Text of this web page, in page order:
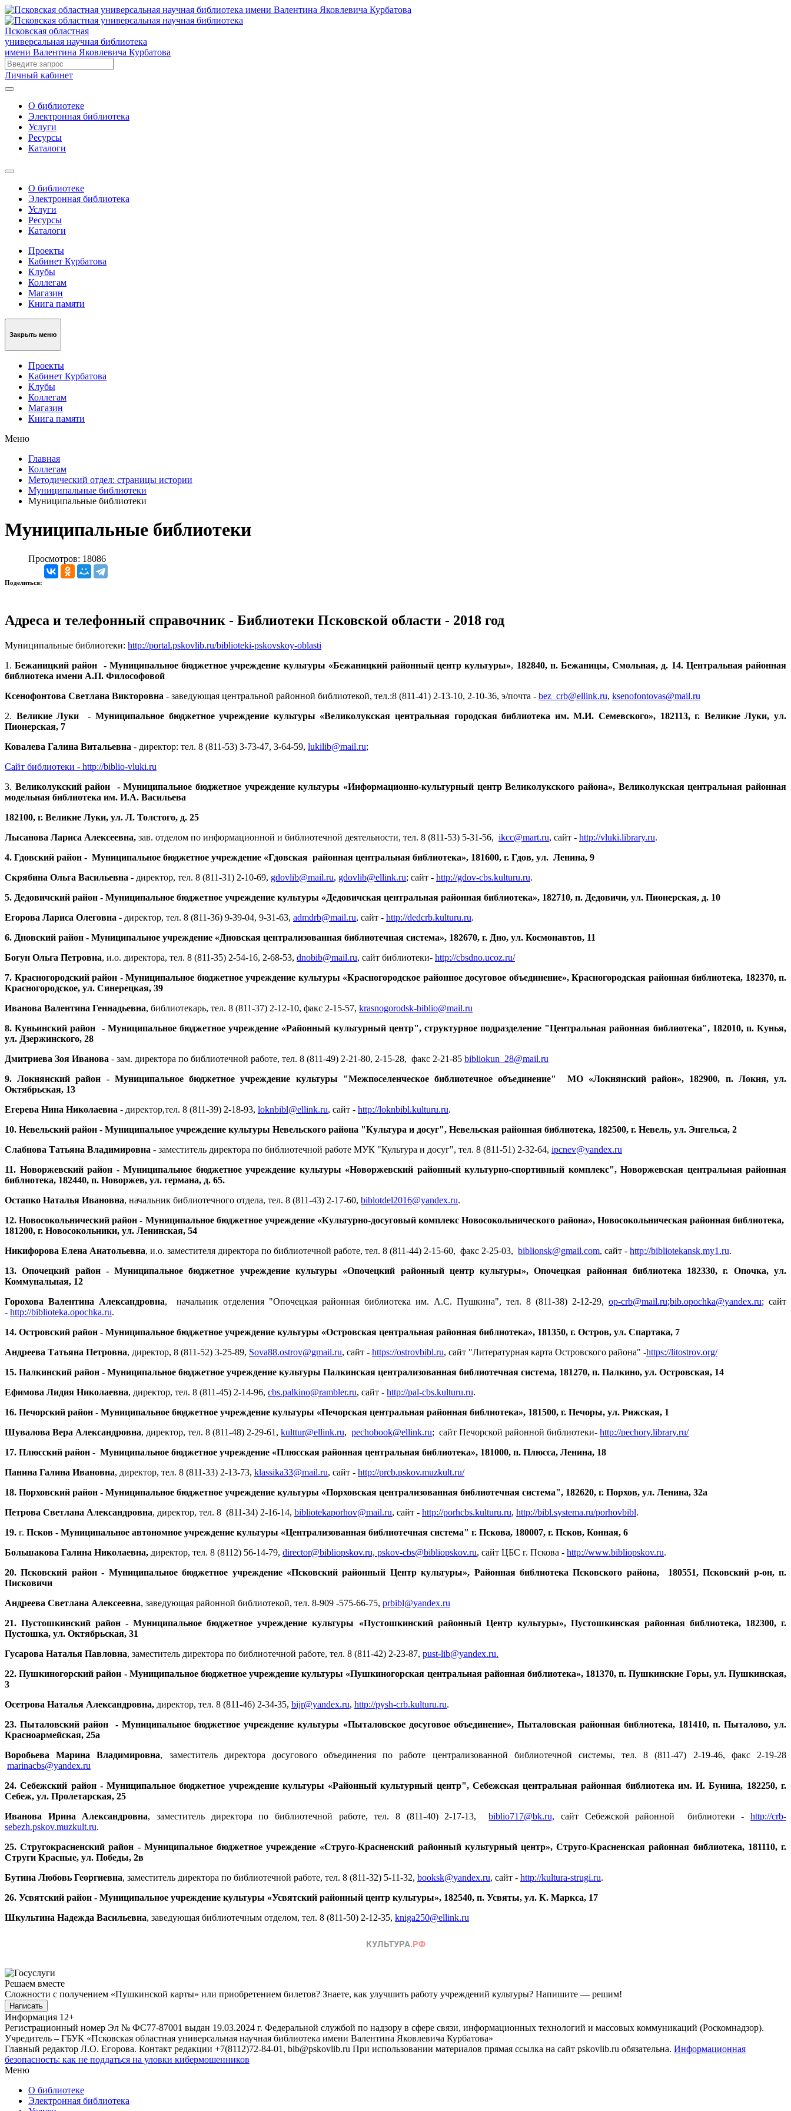
Псковская областная
универсальная научная библиотека
имени Валентина Яковлевича Курбатова
Личный кабинет
О библиотеке
Электронная библиотека
Услуги
Ресурсы
Каталоги
О библиотеке
Электронная библиотека
Услуги
Ресурсы
Каталоги
Проекты
Кабинет Курбатова
Клубы
Коллегам
Магазин
Книга памяти
Закрыть меню
Проекты
Кабинет Курбатова
Клубы
Коллегам
Магазин
Книга памяти
Меню
Главная
Коллегам
Методический отдел: страницы истории
Муниципальные библиотеки
Муниципальные библиотеки
Муниципальные библиотеки
Просмотров: 18086
Поделиться:
Адреса и телефонный справочник - Библиотеки Псковской области - 2018 год
Муниципальные библиотеки: http://portal.pskovlib.ru/biblioteki-pskovskoy-oblasti
1.Бежаницкий район - Муниципальное бюджетное учреждение культуры «Бежаницкий районный центр культуры», 182840, п. Бежаницы, Смольная, д. 14. Центральная районная
библиотека имени А.П. Философовой
Ксенофонтова Светлана Викторовна - заведующая центральной районной библиотекой, тел.:8 (811-41) 2-13-10, 2-10-36, э/почта - bez_crb@ellink.ru, ksenofontovas@mail.ru
2. Великие Луки
- Муниципальное бюджетное учреждение культуры «Великолукская центральная городская библиотека им. М.И. Семевского», 182113, г. Великие Луки, ул.
Пионерская, 7
Ковалева Галина Витальевна - директор: тел. 8 (811-53) 3-73-47, 3-64-59, lukilib@mail.ru;
Сайт библиотеки - http://biblio-vluki.ru
3. Великолукский район - Муниципальноебюджетное учреждение культуры «Информационно-культурный центр Великолукского района», Великолукская центральная районная
модельная библиотека им. И.А. Васильева
182100, г. Великие Луки, ул. Л. Толстого, д. 25
Лысанова Лариса Алексеевна, зав. отделом по информационной и библиотечной деятельности, тел. 8 (811-53) 5-31-56, ikcc@mart.ru, сайт - http://vluki.library.ru.
4. Гдовский район - Муниципальное бюджетное учреждение «Гдовская районная центральная библиотека», 181600, г. Гдов, ул. Ленина, 9
Скрябина Ольга Васильевна - директор, тел. 8 (811-31) 2-10-69, gdovlib@mail.ru, gdovlib@ellink.ru; сайт - http://gdov-cbs.kulturu.ru.
5. Дедовичский район - Муниципальное бюджетное учреждение культуры «Дедовичская центральная районная библиотека», 182710, п. Дедовичи, ул. Пионерская, д. 10
Егорова Лариса Олеговна - директор, тел. 8 (811-36) 9-39-04, 9-31-63, admdrb@mail.ru, сайт - http://dedcrb.kulturu.ru.
6. Дновский район - Муниципальное учреждение «Дновская централизованная библиотечная система», 182670, г. Дно, ул. Космонавтов, 11
Богун Ольга Петровна, и.о. директора, тел. 8 (811-35) 2-54-16, 2-68-53, dnobib@mail.ru, сайт библиотеки- http://cbsdno.ucoz.ru/
7. Красногородский район - Муниципальное бюджетное учреждение культуры «Красногородское районное досуговое объединение», Красногородская районная библиотека, 182370, п.
Красногородское, ул. Синерецкая, 39
Иванова Валентина Геннадьевна, библиотекарь, тел. 8 (811-37) 2-12-10, факс 2-15-57, krasnogorodsk-biblio@mail.ru
8.Куньинский район - Муниципальное бюджетное учреждение «Районный культурный центр", структурное подразделение "Центральная районная библиотека", 182010, п. Кунья,
ул. Дзержинского, 28
Дмитриева Зоя Иванова - зам. директора по библиотечной работе, тел. 8 (811-49) 2-21-80, 2-15-28, факс 2-21-85 bibliokun_28@mail.ru
9.Локнянский район - Муниципальное бюджетное учреждение культуры "Межпоселенческое библиотечное объединение" МО «Локнянский район», 182900, п. Локня, ул.
Октябрьская, 13
Егерева Нина Николаевна - директор,тел. 8 (811-39) 2-18-93, loknbibl@ellink.ru, сайт - http://loknbibl.kulturu.ru.
10. Невельский район - Муниципальное учреждение культуры Невельского района "Культура и досуг", Невельская районная библиотека, 182500, г. Невель, ул. Энгельса, 2
Слабнова Татьяна Владимировна - заместитель директора по библиотечной работе МУК "Культура и досуг", тел. 8 (811-51) 2-32-64, ipcnev@yandex.ru
11. Новоржевский район - Муниципальное бюджетное учреждение культуры «Новоржевский районный культурно-спортивный комплекс", Новоржевская центральная районная
библиотека, 182440, п. Новоржев, ул. германа, д. 65.
Остапко Наталья Ивановна, начальник библиотечного отдела, тел. 8 (811-43) 2-17-60, biblotdel2016@yandex.ru.
12.Новосокольнический район - Муниципальное бюджетное учреждение «Культурно-досуговый комплекс Новосокольнического района», Новосокольническая районная библиотека,
181200, г. Новосокольники, ул. Ленинская, 54
Никифорова Елена Анатольевна, и.о. заместителя директора по библиотечной работе, тел. 8 (811-44) 2-15-60, факс 2-25-03, biblionsk@gmail.com, сайт - http://bibliotekansk.my1.ru.
13.Опочецкий район - Муниципальное бюджетное учреждение культуры «Опочецкий районный центр культуры», Опочецкая районная библиотека 182330, г. Опочка, ул.
Коммунальная, 12
Горохова Валентина Александровна, начальник отделения "Опочецкая районная библиотека им. А.С. Пушкина", тел. 8 (811-38) 2-12-29, op-crb@mail.ru;bib.opochka@yandex.ru; сайт
- http://biblioteka.opochka.ru.
14. Островский район - Муниципальное бюджетное учреждение культуры «Островская центральная районная библиотека», 181350, г. Остров, ул. Спартака, 7
Андреева Татьяна Петровна, директор, 8 (811-52) 3-25-89, Sova88.ostrov@gmail.ru, сайт - https://ostrovbibl.ru, сайт "Литературная карта Островского района" -https://litostrov.org/
15. Палкинский район - Муниципальное бюджетное учреждение культуры Палкинская централизованная библиотечная система, 181270, п. Палкино, ул. Островская, 14
Ефимова Лидия Николаевна, директор, тел. 8 (811-45) 2-14-96, cbs.palkino@rambler.ru, сайт - http://pal-cbs.kulturu.ru.
16. Печорский район - Муниципальное бюджетное учреждение культуры «Печорская центральная районная библиотека», 181500, г. Печоры, ул. Рижская, 1
Шувалова Вера Александровна, директор, тел. 8 (811-48) 2-29-61, kulttur@ellink.ru, pechobook@ellink.ru; сайт Печорской районной библиотеки- http://pechory.library.ru/
17. Плюсский район - Муниципальное бюджетное учреждение «Плюсская районная центральная библиотека», 181000, п. Плюсса, Ленина, 18
Панина Галина Ивановна, директор, тел. 8 (811-33) 2-13-73, klassika33@mail.ru, сайт - http://prcb.pskov.muzkult.ru/
18. Порховский район - Муниципальное бюджетное учреждение культуры «Порховская централизованная библиотечная система", 182620, г. Порхов, ул. Ленина, 32а
Петрова Светлана Александровна, директор, тел. 8 (811-34) 2-16-14, bibliotekaporhov@mail.ru, сайт - http://porhcbs.kulturu.ru, http://bibl.systema.ru/porhovbibl.
19. г. Псков - Муниципальное автономное учреждение культуры «Централизованная библиотечная система" г. Пскова, 180007, г. Псков, Конная, 6
Большакова Галина Николаевна, директор, тел. 8 (8112) 56-14-79, director@bibliopskov.ru, pskov-cbs@bibliopskov.ru, сайт ЦБС г. Пскова - http://www.bibliopskov.ru.
20.Псковский район - Муниципальное бюджетное учреждение «Псковский районный Центр культуры», Районная библиотека Псковского района, 180551, Псковский р-он, п.
Писковичи
Андреева Светлана Алексеевна, заведующая районной библиотекой, тел. 8-909 -575-66-75, prbibl@yandex.ru
21.Пустошкинский район - Муниципальное бюджетное учреждение культуры «Пустошкинский районный Центр культуры», Пустошкинская районная библиотека, 182300, г.
Пустошка, ул. Октябрьская, 31
Гусарова Наталья Павловна, заместитель директора по библиотечной работе, тел. 8 (811-42) 2-23-87, pust-lib@yandex.ru.
22.Пушкиногорский район - Муниципальное бюджетное учреждение культуры «Пушкиногорская центральная районная библиотека», 181370, п. Пушкинские Горы, ул. Пушкинская,
3
Осетрова Наталья Александровна, директор, тел. 8 (811-46) 2-34-35, bijr@yandex.ru, http://pysh-crb.kulturu.ru.
23.Пыталовский район - Муниципальное бюджетное учреждение культуры «Пыталовское досуговое объединение», Пыталовская районная библиотека, 181410, п. Пыталово, ул.
Красноармейская, 25а
Воробьева Марина Владимировна, заместитель директора досугового объединения по работе централизованной библиотечной системы, тел. 8 (811-47) 2-19-46, факс 2-19-28
marinacbs@yandex.ru
24.Себежский район - Муниципальное бюджетное учреждение культуры «Районный культурный центр", Себежская центральная районная библиотека им. И. Бунина, 182250, г.
Себеж, ул. Пролетарская, 25
Иванова Ирина Александровна, заместитель директора по библиотечной работе, тел. 8 (811-40) 2-17-13,biblio717@bk.ru, сайт Себежской районной библиотеки -http://crb-
sebezh.pskov.muzkult.ru.
25. Стругокрасненский район - Муниципальное бюджетное учреждение «Струго-Красненский районный культурный центр», Струго-Красненская районная библиотека, 181110, г.
Струги Красные, ул. Победы, 2в
Бутина Любовь Георгиевна, заместитель директора по библиотечной работе, тел. 8 (811-32) 5-11-32, booksk@yandex.ru, сайт - http://kultura-strugi.ru.
26. Усвятский район - Муниципальное учреждение культуры «Усвятский районный центр культуры», 182540, п. Усвяты, ул. К. Маркса, 17
Шкультина Надежда Васильевна, заведующая библиотечным отделом, тел. 8 (811-50) 2-12-35, kniga250@ellink.ru
Решаем вместе
Сложности с получением «Пушкинской карты» или приобретением билетов? Знаете, как улучшить работу учреждений культуры? Напишите — решим!
Написать
Информация 12+
Регистрационный номер Эл № ФС77-87001 выдан 19.03.2024 г. Федеральной службой по надзору в сфере связи, информационных технологий и массовых коммуникаций (Роскомнадзор).
Учредитель – ГБУК «Псковская областная универсальная научная библиотека имени Валентина Яковлевича Курбатова»
Главный редактор Л.О. Егорова. Контакт редакции +7(8112)72-84-01, bib@pskovlib.ru При использовании материалов прямая ссылка на сайт pskovlib.ru обязательна. Информационная
безопасность: как не поддаться на уловки кибермошенников
Меню
О библиотеке
Электронная библиотека